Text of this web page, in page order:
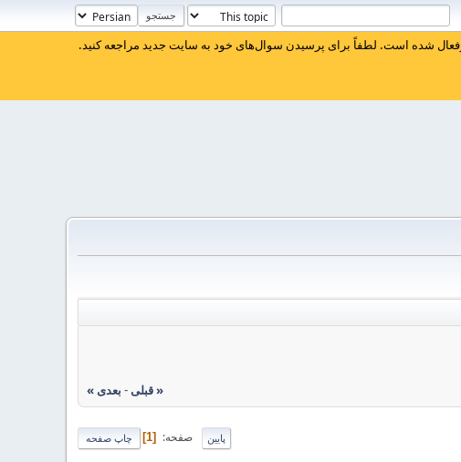
شده است. لطفاً برای پرسیدن سوال‌های خود به سایت جدید مراجعه کنید.
« قبلی- بعدی »
چاپ صفحه پایین صفحه 1